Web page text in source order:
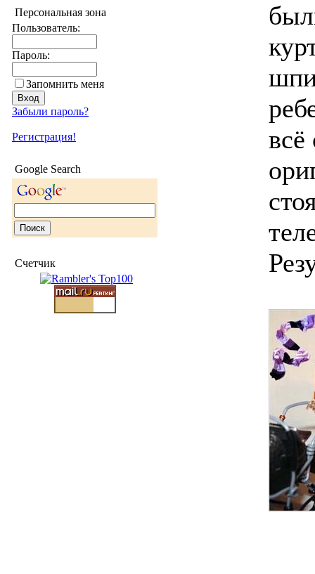
Персональная зона
Пользователь:
Пароль:
Запомнить меня
Забыли пароль?
Регистрация!
Google Search
Счетчик
всё